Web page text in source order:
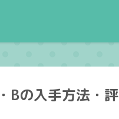
Bの入手方法・評